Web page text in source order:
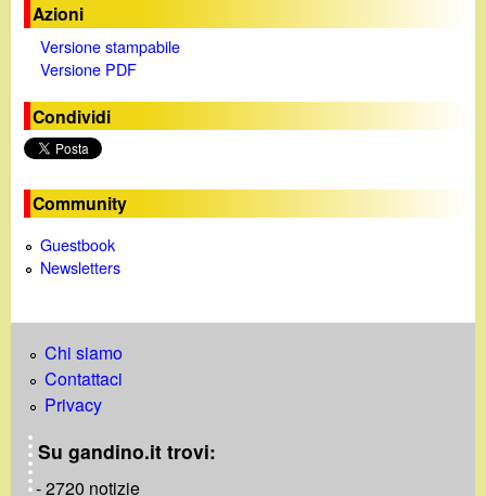
Azioni
Versione stampabile
Versione PDF
Condividi
Community
Guestbook
Newsletters
Chi siamo
Contattaci
Privacy
Su gandino.it trovi:
- 2720 notizie